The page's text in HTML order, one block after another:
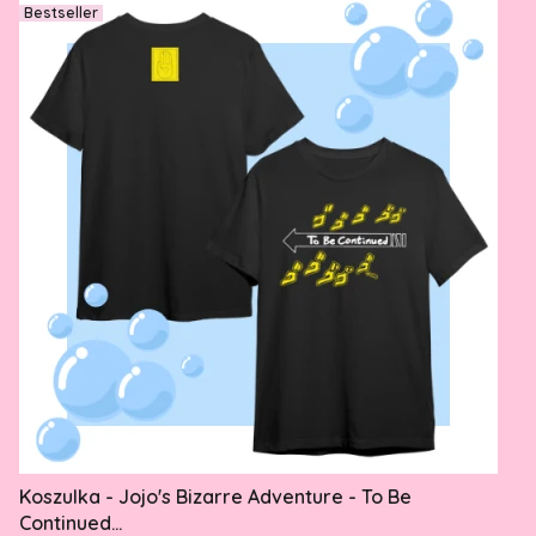
Bestseller
Koszulka - Jojo's Bizarre Adventure - To Be
Continued...